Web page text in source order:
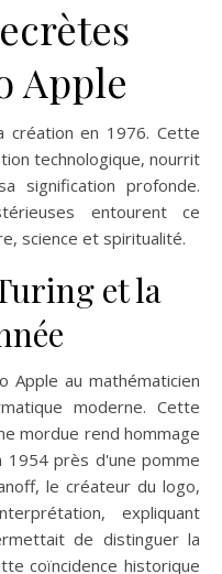
Apple
création en 1976. Cette
technologique, nourrit
signification profonde.
entourent ce
science et spiritualité.
et la
Apple au mathématicien
moderne. Cette
mordue rend hommage
1954 près d'une pomme
le créateur du logo,
expliquant
de distinguer la
coïncidence historique